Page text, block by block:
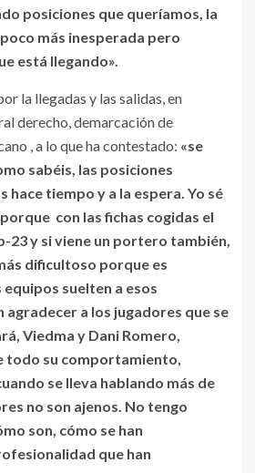
posiciones que queríamos, la
más inesperada pero
está llegando».
la llegadas y las salidas, en
derecho, demarcación de
, a lo que ha contestado: «se
sabéis, las posiciones
hace tiempo y a la espera. Yo sé
con las fichas cogidas el
23 y si viene un portero también,
dificultoso porque es
suelten a esos
agradecer a los jugadores que se
Viedma y Dani Romero,
todo su comportamiento,
se lleva hablando más de
no son ajenos. No tengo
son, cómo se han
que han